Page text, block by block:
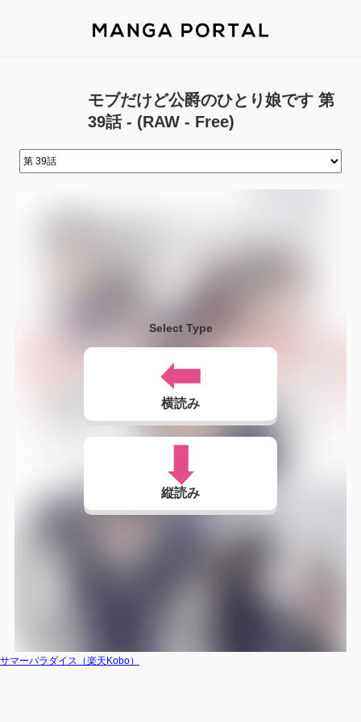
モブだけど公爵のひとり娘です 第
39話 - (RAW - Free)
Select Type
横読み
縦読み
サマーパラダイス（楽天Kobo）